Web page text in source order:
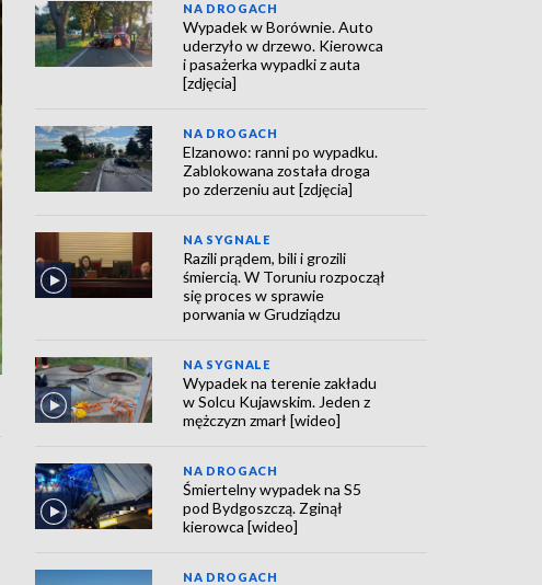
NA DROGACH
Wypadek w Borównie. Auto
uderzyło w drzewo. Kierowca
i pasażerka wypadki z auta
[zdjęcia]
NA DROGACH
Elzanowo: ranni po wypadku.
Zablokowana została droga
po zderzeniu aut [zdjęcia]
NA SYGNALE
Razili prądem, bili i grozili
śmiercią. W Toruniu rozpoczął
się proces w sprawie
porwania w Grudziądzu
NA SYGNALE
Wypadek na terenie zakładu
w Solcu Kujawskim. Jeden z
mężczyzn zmarł [wideo]
NA DROGACH
Śmiertelny wypadek na S5
pod Bydgoszczą. Zginął
kierowca [wideo]
NA DROGACH